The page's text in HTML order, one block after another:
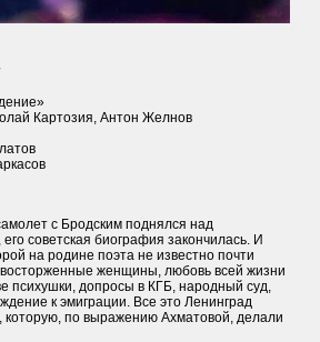
Картозия, Антон Желнов
с Бродским поднялся над
советская биография закончилась. И
на родине поэта не известно почти
восторженные женщины, любовь всей жизни
психушки, допросы в КГБ, народный суд,
к эмиграции. Все это Ленинград
которую, по выражению Ахматовой, делали